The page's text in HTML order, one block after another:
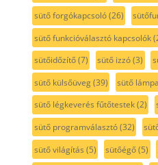
sütő forgókapcsoló(26)
sütő funkcióválasztó kapcsolók
sütőidőzítő(7) sütő izzó(3)
sütő külsőüveg(39) sütő lámpa
sütő légkeverés fűtőtestek(2)
sütő programválasztó(32)
sütő világítás (5) sütőégő(5)